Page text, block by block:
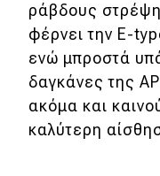
Σταθμοί
Classic
Νέα
ράβδους
φέρνει την Ε-
ενώ μπροστά
δαγκάνες της
ακόμα και
καλύτερη